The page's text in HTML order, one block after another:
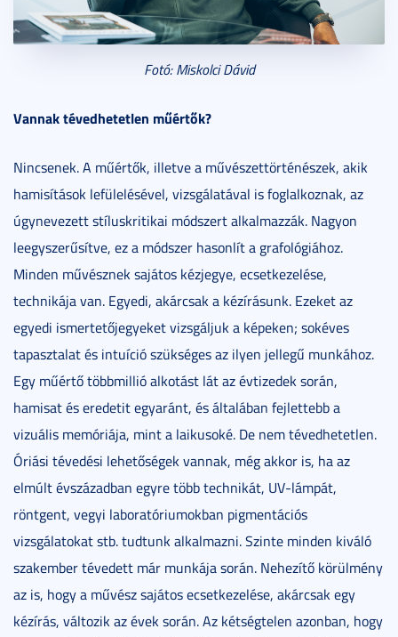
Fotó: Miskolci Dávid
Vannak tévedhetetlen műértők?
Nincsenek. A műértők, illetve a művészettörténészek, akik
hamisítások lefülelésével, vizsgálatával is foglalkoznak, az
úgynevezett stíluskritikai módszert alkalmazzák. Nagyon
leegyszerűsítve, ez a módszer hasonlít a grafológiához.
Minden művésznek sajátos kézjegye, ecsetkezelése,
technikája van. Egyedi, akárcsak a kézírásunk. Ezeket az
egyedi ismertetőjegyeket vizsgáljuk a képeken; sokéves
tapasztalat és intuíció szükséges az ilyen jellegű munkához.
Egy műértő többmillió alkotást lát az évtizedek során,
hamisat és eredetit egyaránt, és általában fejlettebb a
vizuális memóriája, mint a laikusoké. De nem tévedhetetlen.
Óriási tévedési lehetőségek vannak, még akkor is, ha az
elmúlt évszázadban egyre több technikát, UV-lámpát,
röntgent, vegyi laboratóriumokban pigmentációs
vizsgálatokat stb. tudtunk alkalmazni. Szinte minden kiváló
szakember tévedett már munkája során. Nehezítő körülmény
az is, hogy a művész sajátos ecsetkezelése, akárcsak egy
kézírás, változik az évek során. Az kétségtelen azonban, hogy